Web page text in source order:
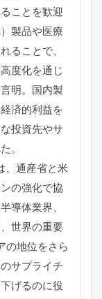
ことを歓迎
製品や医療
ることで、
度化を通じ
言明。国内製
経済的利益を
投資先やサ
。
通産省と米
の強化で協
半導体業界、
世界の重要
の地位をさら
サプライチ
下げるのに役